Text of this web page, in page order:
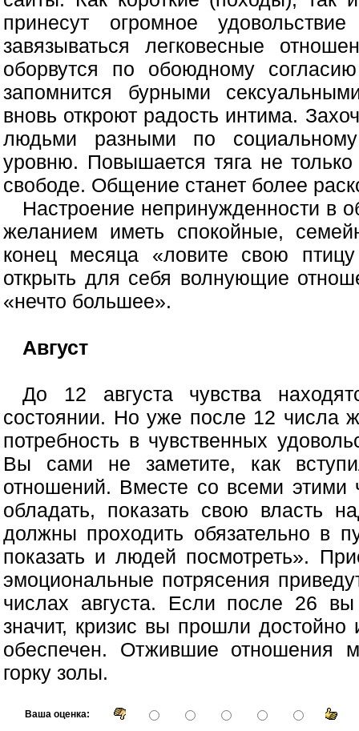
принесут огромное
завязываться легковесные
оборвутся по обоюдному
запомнится бурными
вновь откроют радость интима.
людьми разными по социальному
уровню. Повышается тяга не
свободе. Общение станет более
Настроение непринужденности в
желанием иметь спокойные,
конец месяца «ловите свою
открыть для себя волнующие
«нечто большее».
Август
До 12 августа чувства
состоянии. Но уже после 12 числа
потребность в чувственных
Вы сами не заметите, как
отношений. Вместе со всеми
обладать, показать свою власть
должны проходить обязательно в
показать и людей посмотреть».
эмоциональные потрясения
числах августа. Если после 26
значит, кризис вы прошли
обеспечен. Отжившие отношения
горку золы.
Ваша оценка: